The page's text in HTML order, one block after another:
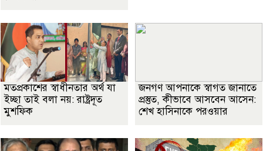
মতপ্রকাশের স্বাধীনতার অর্থ যা
ইচ্ছা তাই বলা নয়: রাষ্ট্রদূত
মুশফিক
জনগণ আপনাকে স্বাগত জানাতে
প্রস্তুত, কীভাবে আসবেন আসেন:
শেখ হাসিনাকে পরওয়ার